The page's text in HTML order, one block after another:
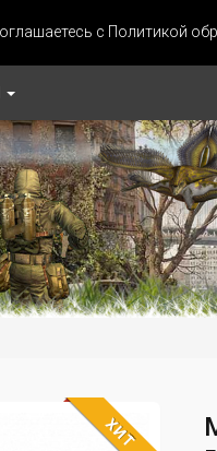
с Политикой
ХИТ